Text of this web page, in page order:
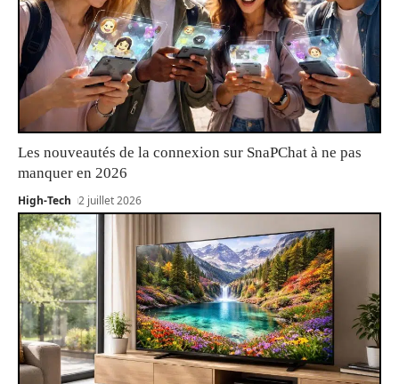
Les nouveautés de la connexion sur SnaPChat à ne pas
manquer en 2026
High-Tech 2 juillet 2026